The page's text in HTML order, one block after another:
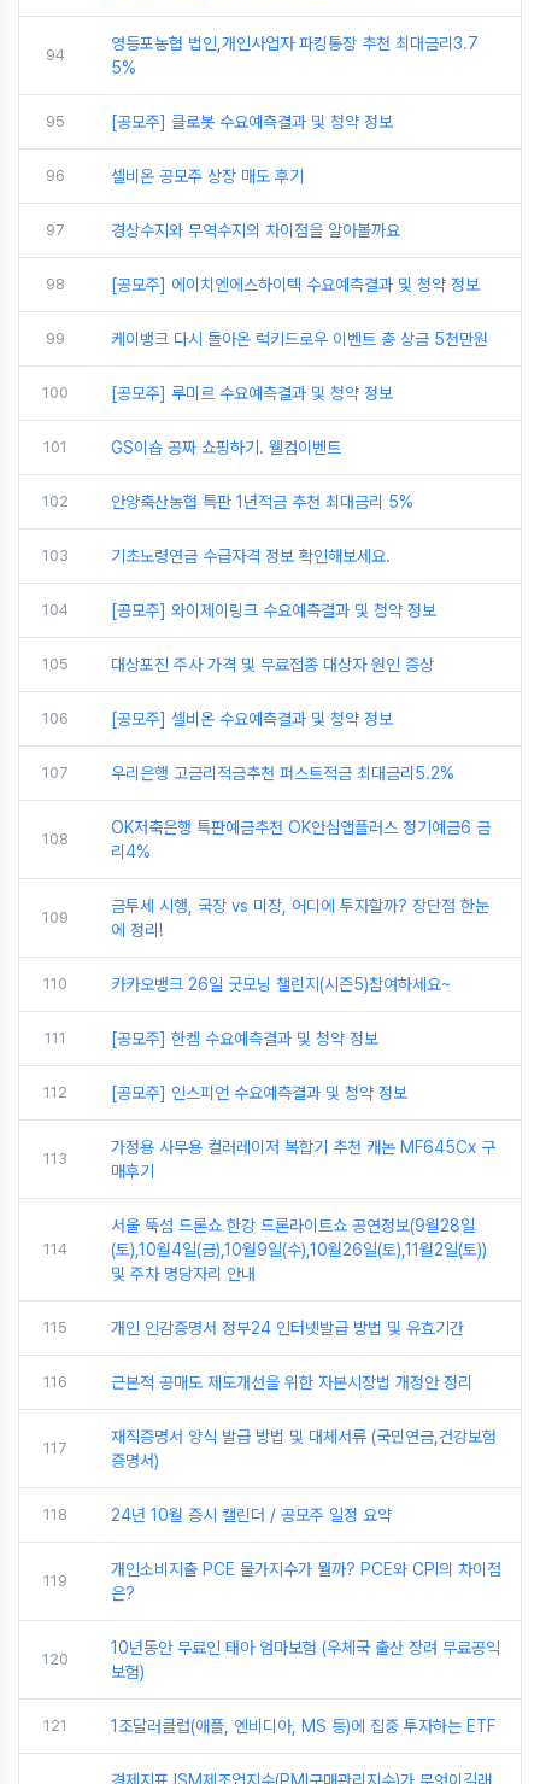
94
영등포농협 법인,개인사업자 파킹통장 추천 최대금리3.7
5%
95 [공모주] 클로봇 수요예측결과 및 청약 정보
96 셀비온 공모주 상장 매도 후기
97 경상수지와 무역수지의 차이점을 알아볼까요
98 [공모주] 에이치엔에스하이텍 수요예측결과 및 청약 정보
99 케이뱅크 다시 돌아온 럭키드로우 이벤트 총 상금 5천만원
100 [공모주] 루미르 수요예측결과 및 청약 정보
101 GS이숍 공짜 쇼핑하기. 웰컴이벤트
102 안양축산농협 특판 1년적금 추천 최대금리 5%
103 기초노령연금 수급자격 정보 확인해보세요.
104 [공모주] 와이제이링크 수요예측결과 및 청약 정보
105 대상포진 주사 가격 및 무료접종 대상자 원인 증상
106 [공모주] 셀비온 수요예측결과 및 청약 정보
107 우리은행 고금리적금추천 퍼스트적금 최대금리5.2%
108
OK저축은행 특판예금추천 OK안심앱플러스 정기예금6 금
리4%
109
금투세 시행, 국장 vs 미장, 어디에 투자할까? 장단점 한눈
에 정리!
110 카카오뱅크 26일 굿모닝 챌린지(시즌5)참여하세요~
111 [공모주] 한켐 수요예측결과 및 청약 정보
112 [공모주] 인스피언 수요예측결과 및 청약 정보
113
가정용 사무용 컬러레이저 복합기 추천 캐논 MF645Cx 구
매후기
114
서울 뚝섬 드론쇼 한강 드론라이트쇼 공연정보(9월28일
(토),10월4일(금),10월9일(수),10월26일(토),11월2일(토))
및 주차 명당자리 안내
115 개인 인감증명서 정부24 인터넷발급 방법 및 유효기간
116 근본적 공매도 제도개선을 위한 자본시장법 개정안 정리
117
재직증명서 양식 발급 방법 및 대체서류 (국민연금,건강보험
증명서)
118 24년 10월 증시 캘린더 / 공모주 일정 요약
119
개인소비지출 PCE 물가지수가 뭘까? PCE와 CPI의 차이점
은?
120
10년동안 무료인 태아 엄마보험 (우체국 출산 장려 무료공익
보험)
121 1조달러클럽(애플, 엔비디아, MS 등)에 집중 투자하는 ETF